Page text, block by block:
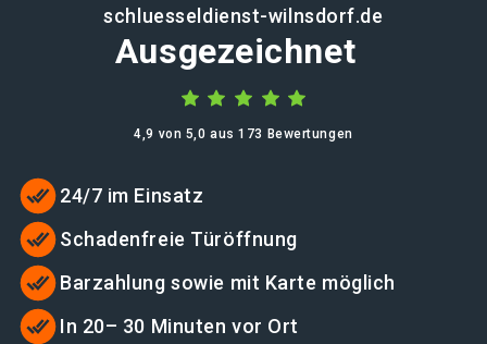
schluesseldienst-wilnsdorf.de
Ausgezeichnet
4,9 von 5,0 aus 173 Bewertungen
24/7 im Einsatz
Schadenfreie Türöffnung
Barzahlung sowie mit Karte möglich
In 20– 30 Minuten vor Ort